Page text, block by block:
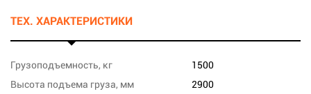
ТЕХ. ХАРАКТЕРИСТИКИ
Грузоподъемность, кг
1500
Высота подъема груза, мм
2900